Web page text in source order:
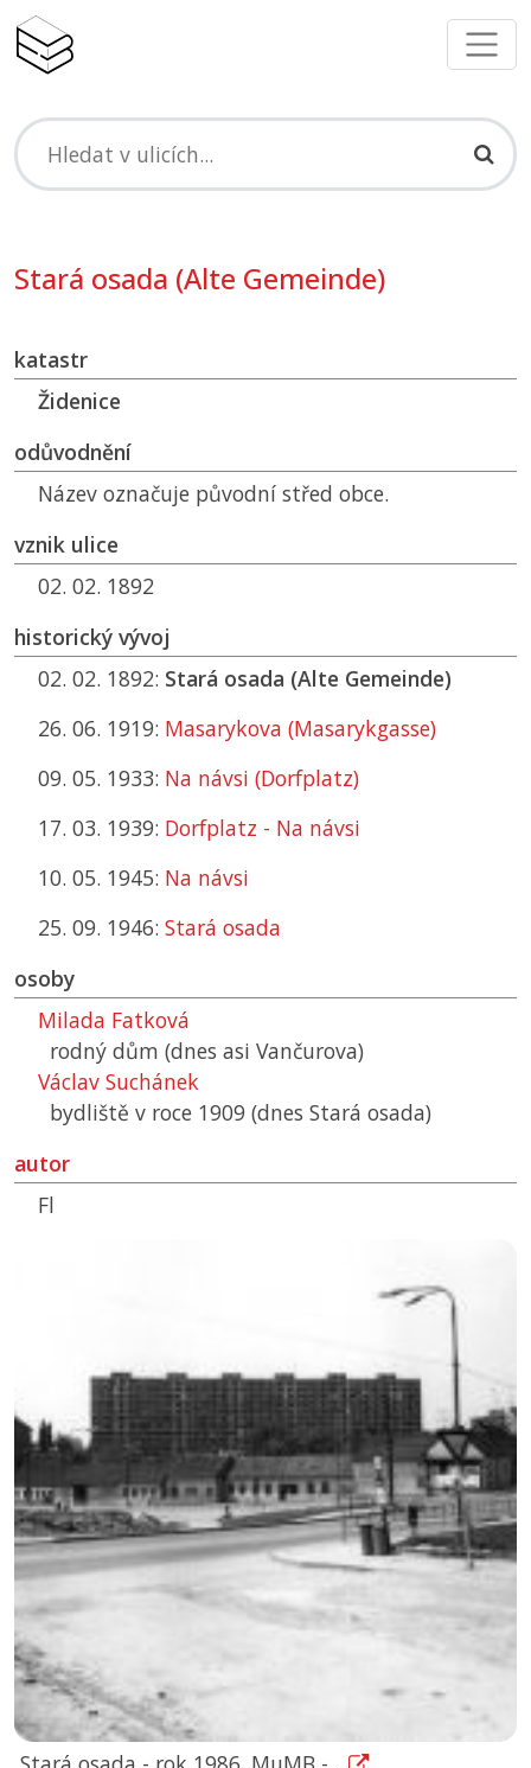
Stará osada (Alte Gemeinde)
katastr
Židenice
odůvodnění
Název označuje původní střed obce.
vznik ulice
02. 02. 1892
historický vývoj
02. 02. 1892: Stará osada (Alte Gemeinde)
26. 06. 1919: Masarykova (Masarykgasse)
09. 05. 1933: Na návsi (Dorfplatz)
17. 03. 1939: Dorfplatz - Na návsi
10. 05. 1945: Na návsi
25. 09. 1946: Stará osada
osoby
Milada Fatková
rodný dům (dnes asi Vančurova)
Václav Suchánek
bydliště v roce 1909 (dnes Stará osada)
autor
Fl